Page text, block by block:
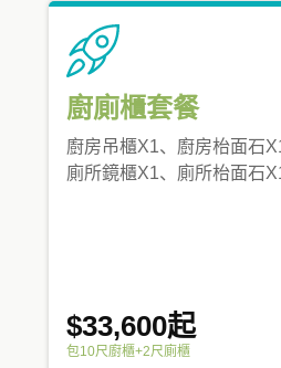
廚廁櫃套餐
廚房吊櫃X1、廚房枱面石
廁所鏡櫃X1、廁所枱面石
$33,600起
包10尺廚櫃+2尺廁櫃